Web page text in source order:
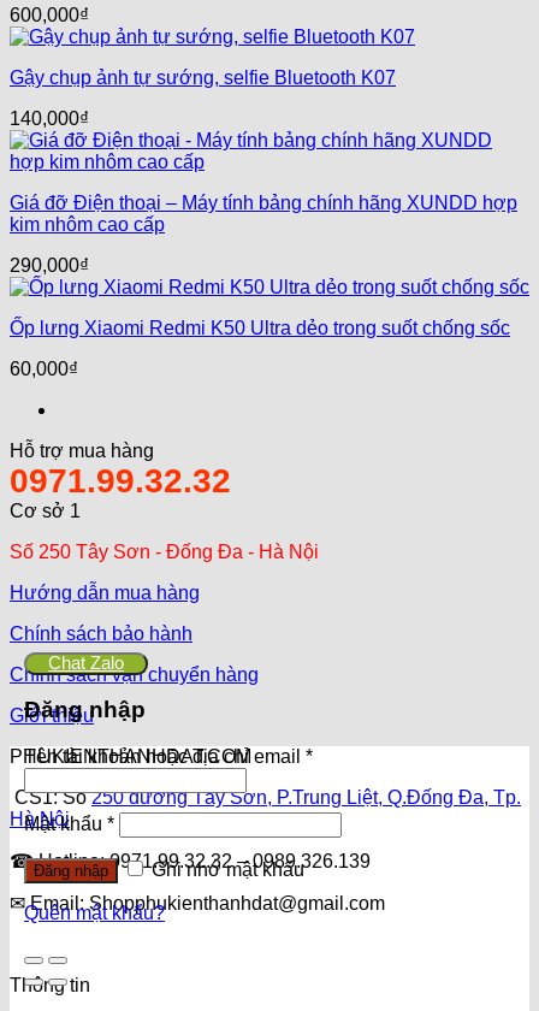
600,000₫
Gậy chụp ảnh tự sướng, selfie Bluetooth K07
140,000₫
Giá đỡ Điện thoại – Máy tính bảng chính hãng XUNDD hợp
kim nhôm cao cấp
290,000₫
Ốp lưng Xiaomi Redmi K50 Ultra dẻo trong suốt chống sốc
60,000₫
Hỗ trợ mua hàng
0971.99.32.32
Cơ sở 1
Số 250 Tây Sơn - Đống Đa - Hà Nội
Hướng dẫn mua hàng
Chính sách bảo hành
Chính sách vận chuyển hàng
Giới thiệu
PHUKIENTHANHDAT.COM
CS1: Số250 đường Tây Sơn, P.Trung Liệt, Q.Đống Đa, Tp.
Hà Nội
☎ Hotline: 0971.99.32.32 – 0989.326.139
✉ Email: Shopphukienthanhdat@gmail.com
Thông tin
Chat Zalo
Đăng nhập
Tên tài khoản hoặc địa chỉ email *
Mật khẩu *
Đăng nhập Ghi nhớ mật khẩu
Quên mật khẩu?